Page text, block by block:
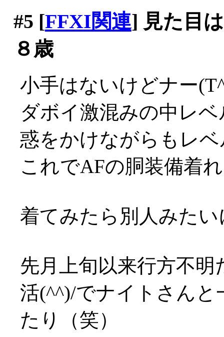
#5 [FFXI関連] 見た目
８歳
小手はないけどナー
ダボイ激混みの中レ
惑をかけながらもレ
これでAFの胴装備着
着てみたら別人みた
先月上旬以来行方不
活(^^)/でナイトさん
たり（笑）